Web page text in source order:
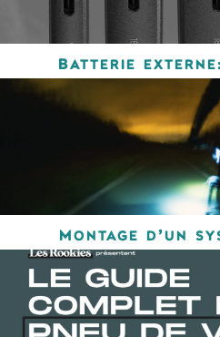
Batterie
Montage d’un